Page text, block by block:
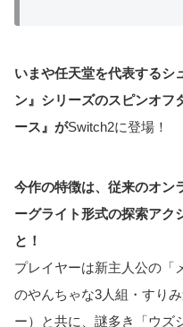
いまや任天堂を代表するシ
ン』シリーズのスピンオフ
ース』がSwitch2に登場！
今作の特徴は、従来のオン
ーグライト形式の探索アク
と！
プレイヤーは新主人公の「
のやんちゃな3人組・すり
ー）と共に、謎多き「ウズ